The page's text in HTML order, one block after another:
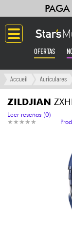
OFERTAS
Langue
Guitarras
Ampli &
Grabación
Accueil Auriculares
ZILDJIAN
★ ★ ★ ★ ★
★ ★ ★ ★ ★
Leer reseñas (0)